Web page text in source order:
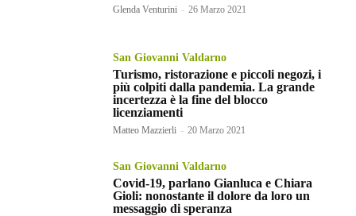
Glenda Venturini - 26 Marzo 2021
San Giovanni Valdarno
Turismo, ristorazione e piccoli negozi, i
più colpiti dalla pandemia. La grande
incertezza è la fine del blocco
licenziamenti
Matteo Mazzierli - 20 Marzo 2021
San Giovanni Valdarno
Covid-19, parlano Gianluca e Chiara
Gioli: nonostante il dolore da loro un
messaggio di speranza